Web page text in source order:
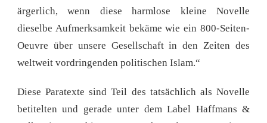
ärgerlich, wenn diese harmlose kleine Novelle
dieselbe Aufmerksamkeit bekäme wie ein 800-Seiten-
Oeuvre über unsere Gesellschaft in den Zeiten des
weltweit vordringenden politischen Islam.“
Diese Paratexte sind Teil des tatsächlich als Novelle
betitelten und gerade unter dem Label Haffmans &